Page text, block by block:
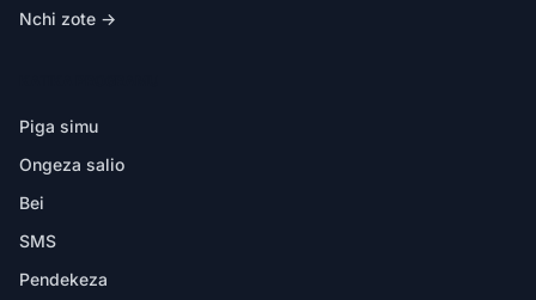
Nchi zote →
Piga simu
Ongeza salio
Bei
SMS
Pendekeza